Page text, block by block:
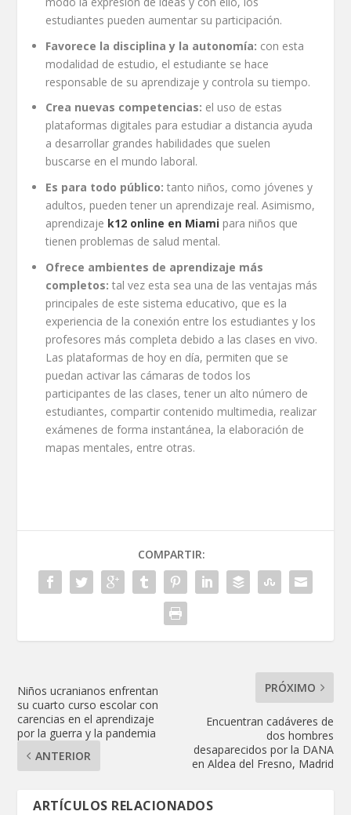
estudiantes pueden aumentar su participación.
Favorece la disciplina y la autonomía: con esta
modalidad de estudio, el estudiante se hace
responsable de su aprendizaje y controla su tiempo.
Crea nuevas competencias: el uso de estas
plataformas digitales para estudiar a distancia ayuda
a desarrollar grandes habilidades que suelen
buscarse en el mundo laboral.
Es para todo público: tanto niños, como jóvenes y
adultos, pueden tener un aprendizaje real. Asimismo,
aprendizaje k12 online en Miami para niños que
tienen problemas de salud mental.
Ofrece ambientes de aprendizaje más
completos:tal vez esta sea una de las ventajas más
principales de este sistema educativo, que es la
experiencia de la conexión entre los estudiantes y los
profesores más completa debido a las clases en vivo.
Las plataformas de hoy en día, permiten que se
puedan activar las cámaras de todos los
participantes de las clases, tener un alto número de
estudiantes, compartir contenido multimedia, realizar
exámenes de forma instantánea, la elaboración de
mapas mentales, entre otras.
COMPARTIR:
Niños ucranianos enfrentan
su cuarto curso escolar con
carencias en el aprendizaje
por la guerra y la pandemia
ANTERIOR
PRÓXIMO
Encuentran cadáveres de
dos hombres
desaparecidos por la DANA
en Aldea del Fresno, Madrid
ARTÍCULOS RELACIONADOS